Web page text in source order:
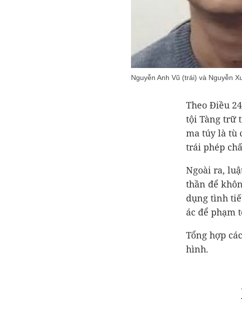
Nguyễn Anh Vũ (trái) và Nguyễn
Theo Điều
tội Tàng trữ
ma túy là tù
trái phép
Ngoài ra,
thần để
dụng tình
ác để phạm
Tổng hợp
hình.